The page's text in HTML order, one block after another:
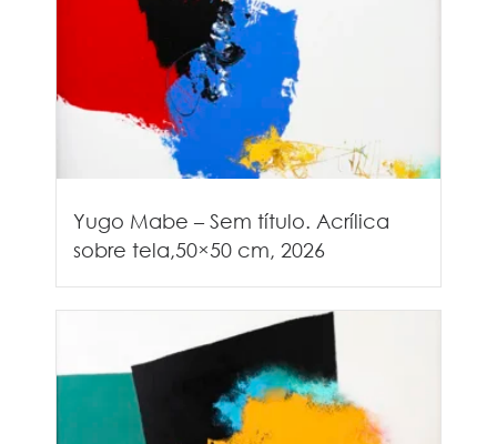
Yugo Mabe – Sem título. Acrílica
sobre tela,50×50 cm, 2026